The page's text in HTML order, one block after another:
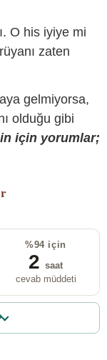
O his iyiye mi
zaten
gelmiyorsa,
olduğu gibi
için yorumlar;
%94 için
2 saat
cevab müddeti